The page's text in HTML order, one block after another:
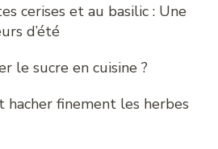
cerises et au basilic : Une
d’été
le sucre en cuisine ?
hacher finement les herbes